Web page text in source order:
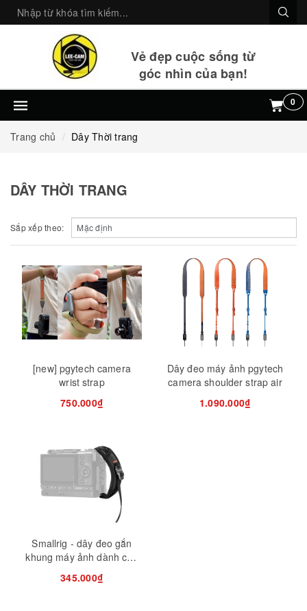
Vẻ đẹp cuộc sống từ
góc nhìn của bạn!
0
Trang chủ Dây Thời trang
DÂY THỜI TRANG
Sắp xếp theo:
[new] pgytech camera
wrist strap
750.000₫
Dây đeo máy ảnh pgytech
camera shoulder strap air
1.090.000₫
Smallrig - dây đeo gắn
khung máy ảnh dành cho
345.000₫